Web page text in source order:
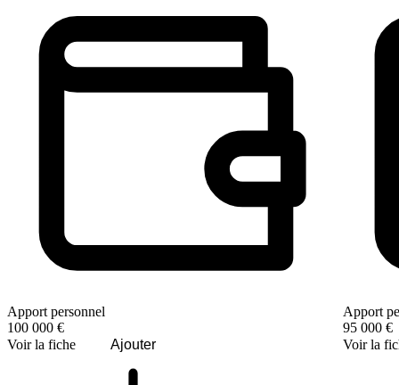
Apport personnel
100 000 €
Voir la fiche
Ajouter
Apport
95 000 €
Voir la